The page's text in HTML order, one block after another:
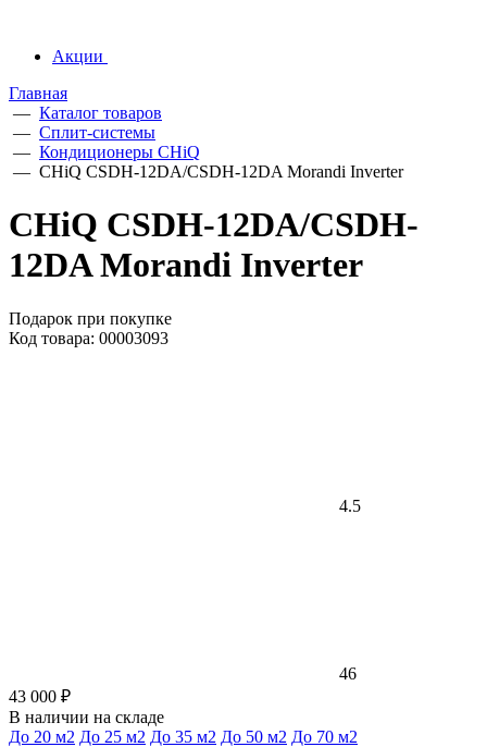
Акции
Главная
— Каталог товаров
— Сплит-системы
— Кондиционеры CHiQ
— CHiQ CSDH-12DA/CSDH-12DA Morandi Inverter
CHiQ CSDH-12DA/CSDH-
12DA Morandi Inverter
Подарок при покупке
Код товара: 00003093
4.5
46
43 000 ₽
В наличии на складе
До 20 м2 До 25 м2 До 35 м2 До 50 м2 До 70 м2